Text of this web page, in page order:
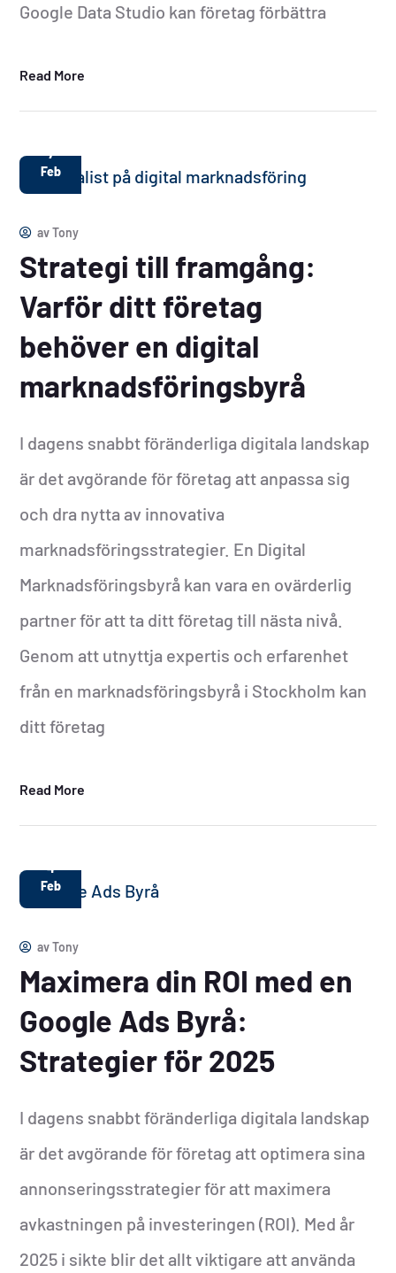
Google Data Studio kan företag förbättra
Read More
7
Feb
avTony
Strategi till framgång:
Varför ditt företag
behöver en digital
marknadsföringsbyrå
I dagens snabbt föränderliga digitala landskap
är det avgörande för företag att anpassa sig
och dra nytta av innovativa
marknadsföringsstrategier. En Digital
Marknadsföringsbyrå kan vara en ovärderlig
partner för att ta ditt företag till nästa nivå.
Genom att utnyttja expertis och erfarenhet
från en marknadsföringsbyrå i Stockholm kan
ditt företag
Read More
4
Feb
avTony
Maximera din ROI med en
Google Ads Byrå:
Strategier för 2025
I dagens snabbt föränderliga digitala landskap
är det avgörande för företag att optimera sina
annonseringsstrategier för att maximera
avkastningen på investeringen (ROI). Med år
2025 i sikte blir det allt viktigare att använda